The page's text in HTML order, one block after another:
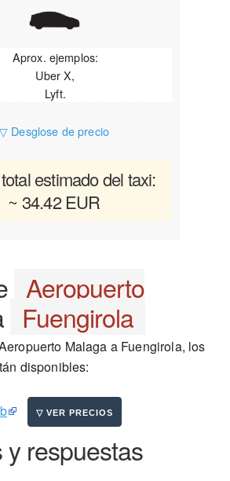
Aprox. ejemplos:
Uber X,
Lyft.
▽ Desglose de precio
estimado del taxi:
~ 34.42 EUR
Aeropuerto
Fuengirola
Malaga a Fuengirola, los
disponibles:
y respuestas